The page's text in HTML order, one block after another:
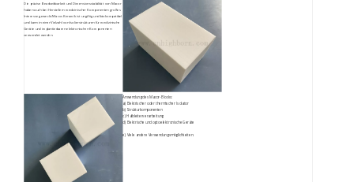
Die präzise Bearbeitbarkeit und Dimensionsstabilität von Macor
haben auch bei Herstellern medizinischer Komponenten großes
Interesse geweckt.Macor-Keramik ist ungiftig und biokompatibel
und kann in einer Vielzahl von Isolierstrukturen für medizinische
Geräte und implantierbaren elektronischen Komponenten
verwendet werden.
Anwendung des Macor-Blocks:
a) Elektrischer oder thermischer Isolator
b) Strukturkomponenten
c) Halbleiterverarbeitung
d) Elektrische und optoelektronische Geräte
e) Viele andere Verwendungsmöglichkeiten.